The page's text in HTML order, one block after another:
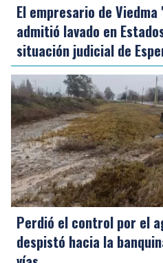
El empresario de
admitió lavado en
situación judicial de
Perdió el control por el
despistó hacia la